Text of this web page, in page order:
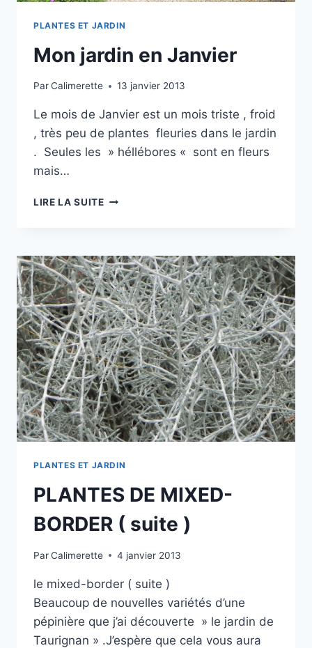
PLANTES ET JARDIN
Mon jardin en Janvier
ParCalimerette 13 janvier 2013
Le mois de Janvier est un mois triste , froid
, très peu de plantes fleuries dans le jardin
. Seules les » héllébores « sont en fleurs
mais…
LIRE LA SUITEMON
PLANTES ET JARDIN
PLANTES DE MIXED-
BORDER ( suite )
ParCalimerette 4 janvier 2013
le mixed-border ( suite )
Beaucoup de nouvelles variétés d’une
pépinière que j’ai découverte » le jardin de
Taurignan » .J’espère que cela vous aura